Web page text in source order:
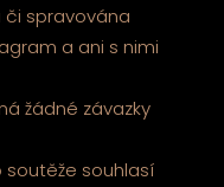
spravována
a ani s nimi
žádné závazky
soutěže souhlasí